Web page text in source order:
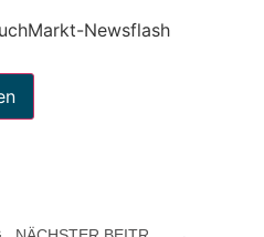
Newsflash